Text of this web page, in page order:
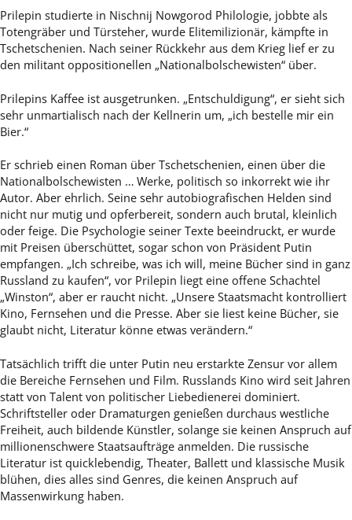
Prilepin studierte in Nischnij Nowgorod Philologie, jobbte als
Totengräber und Türsteher, wurde Elitemilizionär, kämpfte in
Tschetschenien. Nach seiner Rückkehr aus dem Krieg lief er zu
den militant oppositionellen „Nationalbolschewisten“ über.
Prilepins Kaffee ist ausgetrunken. „Entschuldigung“, er sieht sich
sehr unmartialisch nach der Kellnerin um, „ich bestelle mir ein
Bier.“
Er schrieb einen Roman über Tschetschenien, einen über die
Nationalbolschewisten … Werke, politisch so inkorrekt wie ihr
Autor. Aber ehrlich. Seine sehr autobiografischen Helden sind
nicht nur mutig und opferbereit, sondern auch brutal, kleinlich
oder feige. Die Psychologie seiner Texte beeindruckt, er wurde
mit Preisen überschüttet, sogar schon von Präsident Putin
empfangen. „Ich schreibe, was ich will, meine Bücher sind in ganz
Russland zu kaufen“, vor Prilepin liegt eine offene Schachtel
„Winston“, aber er raucht nicht. „Unsere Staatsmacht kontrolliert
Kino, Fernsehen und die Presse. Aber sie liest keine Bücher, sie
glaubt nicht, Literatur könne etwas verändern.“
Tatsächlich trifft die unter Putin neu erstarkte Zensur vor allem
die Bereiche Fernsehen und Film. Russlands Kino wird seit Jahren
statt von Talent von politischer Liebedienerei dominiert.
Schriftsteller oder Dramaturgen genießen durchaus westliche
Freiheit, auch bildende Künstler, solange sie keinen Anspruch auf
millionenschwere Staatsaufträge anmelden. Die russische
Literatur ist quicklebendig, Theater, Ballett und klassische Musik
blühen, dies alles sind Genres, die keinen Anspruch auf
Massenwirkung haben.